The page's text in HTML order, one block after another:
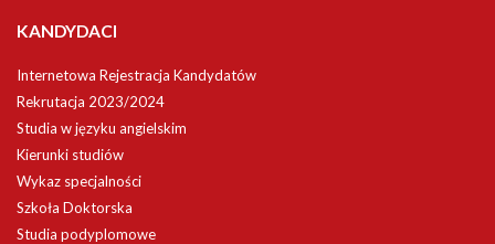
KANDYDACI
Internetowa Rejestracja Kandydatów
Rekrutacja 2023/2024
Studia w języku angielskim
Kierunki studiów
Wykaz specjalności
Szkoła Doktorska
Studia podyplomowe